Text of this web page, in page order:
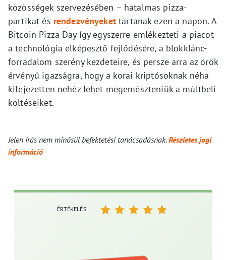
közösségek szervezésében – hatalmas pizza-
partikat és rendezvényekettartanak ezen a napon. A
Bitcoin Pizza Day így egyszerre emlékezteti a piacot
a technológia elképesztő fejlődésére, a blokklánc-
forradalom szerény kezdeteire, és persze arra az örök
érvényű igazságra, hogy a korai kriptósoknak néha
kifejezetten nehéz lehet megemészteniük a múltbeli
költéseiket.
Jelen írás nem minősül befektetési tanácsadásnak.Részletes jogi
információ
ÉRTÉKELÉS